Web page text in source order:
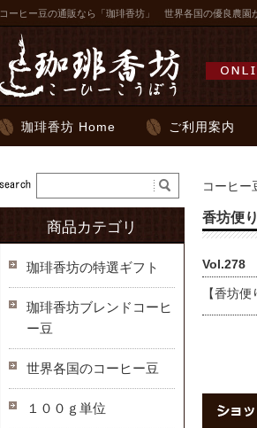
コーヒー豆の通販なら「珈琲香坊」 世界各国の優良農園
珈琲香坊 Home ご利用案内
コーヒ
香坊便り
Vol.278
【香坊
商品カテゴリ
珈琲香坊の特選ギフト
珈琲香坊ブレンドコーヒ
ー豆
世界各国のコーヒー豆
１００ｇ単位